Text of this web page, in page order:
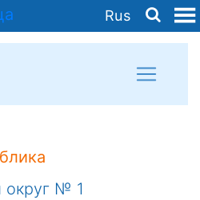
Rus
округ № 1